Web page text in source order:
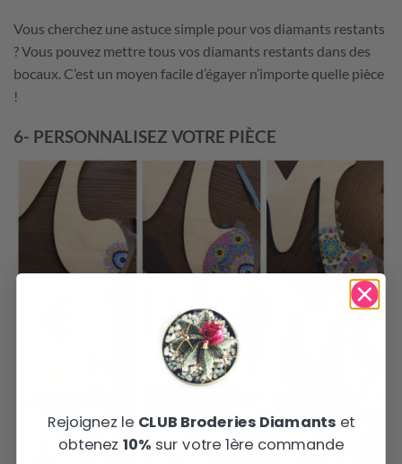
Vous cherchez une astuce simple pour vos diamants restants
? Vous pouvez mettre tous vos diamants restants dans des
bocaux. C’est un moyen facile d’égayer n’importe quelle pièce
!
6- PERSONNALISEZ VOTRE PIÈCE
Rejoignez le CLUB Broderies Diamantset
obtenez 10% sur votre 1ère commande